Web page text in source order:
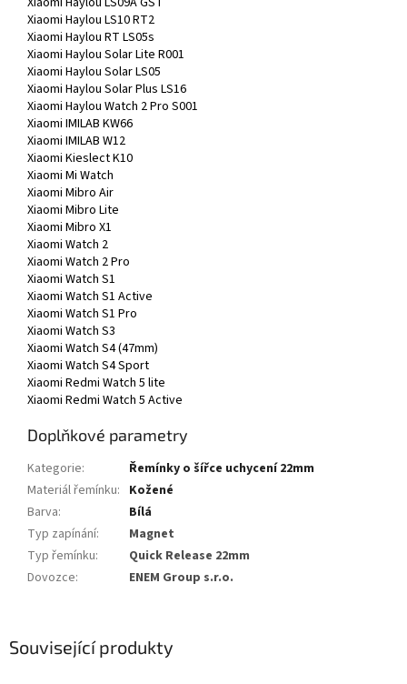
Související produkty
Xiaomi Haylou LS10 RT2
Xiaomi Haylou RT LS05s
Xiaomi Haylou Solar Lite R001
Xiaomi Haylou Solar LS05
Xiaomi Haylou Solar Plus LS16
Xiaomi Haylou Watch 2 Pro S001
Xiaomi IMILAB KW66
Xiaomi IMILAB W12
Xiaomi Kieslect K10
Xiaomi Mi Watch
Xiaomi Mibro Air
Xiaomi Mibro Lite
Xiaomi Mibro X1
Xiaomi Watch 2
Xiaomi Watch 2 Pro
Xiaomi Watch S1
Xiaomi Watch S1 Active
Xiaomi Watch S1 Pro
Xiaomi Watch S3
Xiaomi Watch S4 (47mm)
Xiaomi Watch S4 Sport
Xiaomi Redmi Watch 5 lite
Xiaomi Redmi Watch 5 Active
Doplňkové parametry
Kategorie:
Řemínky o šířce uchycení 22mm
Materiál řemínku: Kožené
Barva:
Bílá
Typ zapínání:
Magnet
Typ řemínku:
Quick Release 22mm
Dovozce: ENEM Group s.r.o.